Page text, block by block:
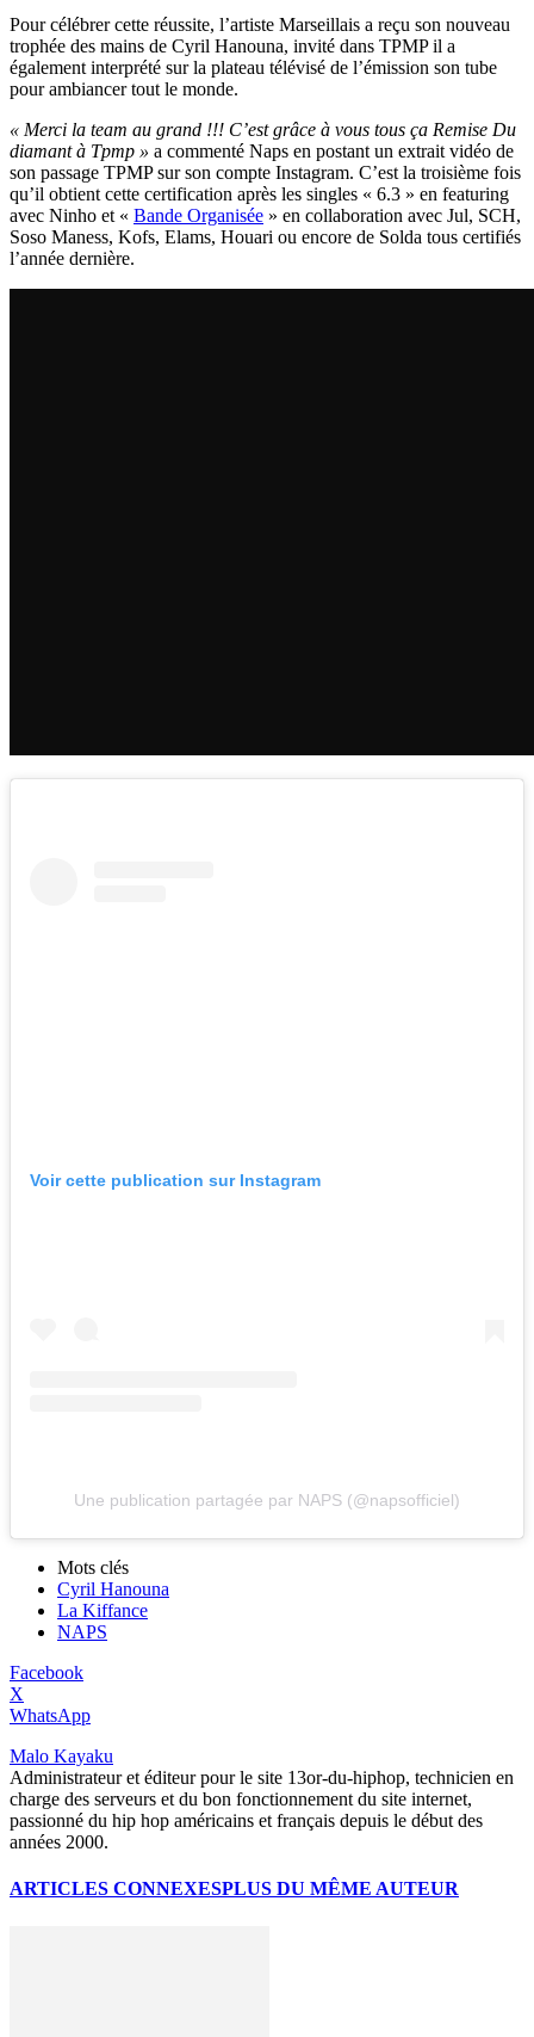
Pour célébrer cette réussite, l’artiste Marseillais a reçu son nouveau
trophée des mains de Cyril Hanouna, invité dans TPMP il a
également interprété sur la plateau télévisé de l’émission son tube
pour ambiancer tout le monde.
« Merci la team au grand !!! C’est grâce à vous tous ça Remise Du
diamant à Tpmp » a commenté Naps en postant un extrait vidéo de
son passage TPMP sur son compte Instagram. C’est la troisième fois
qu’il obtient cette certification après les singles « 6.3 » en featuring
avec Ninho et « Bande Organisée » en collaboration avec Jul, SCH,
Soso Maness, Kofs, Elams, Houari ou encore de Solda tous certifiés
l’année dernière.
Voir cette publication sur Instagram
Une publication partagée par NAPS (@napsofficiel)
Mots clés
Cyril Hanouna
La Kiffance
NAPS
Facebook
X
WhatsApp
Malo Kayaku
Administrateur et éditeur pour le site 13or-du-hiphop, technicien en
charge des serveurs et du bon fonctionnement du site internet,
passionné du hip hop américains et français depuis le début des
années 2000.
ARTICLES CONNEXESPLUS DU MÊME AUTEUR